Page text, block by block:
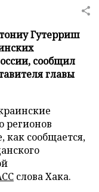
Гутерриш
сообщил
главы
регионов
как сообщается,
слова Хака.